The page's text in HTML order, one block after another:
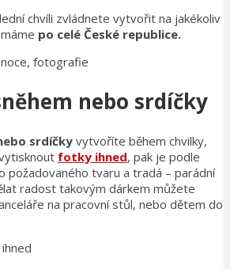
chvíli zvládnete vytvořit na jakékoliv
po celé České republice.
nebo srdíčky
srdíčkyvytvoříte během chvilky,
fotky ihned, pak je podle
požadovaného tvaru a tradá – parádní
radost takovým dárkem můžete
na pracovní stůl, nebo dětem do